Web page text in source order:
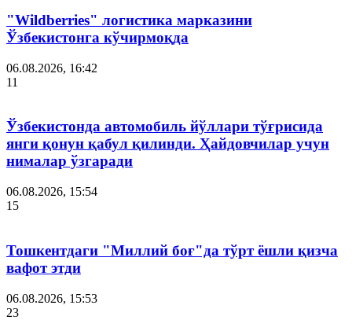
"Wildberries" логистика марказини
Ўзбекистонга кўчирмоқда
06.08.2026, 16:42
11
Ўзбекистонда автомобиль йўллари тўғрисида
янги қонун қабул қилинди. Ҳайдовчилар учун
нималар ўзгаради
06.08.2026, 15:54
15
Тошкентдаги "Миллий боғ"да тўрт ёшли қизча
вафот этди
06.08.2026, 15:53
23